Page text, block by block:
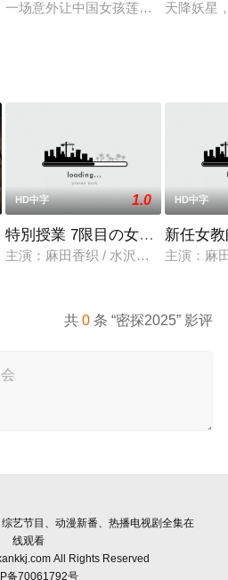
年青医生常开道（刘陆华 饰）、史
一场意外让中国女孩莲花（黄柳霜 饰
天降妖星
作底色，在尊重历史真实性的前提
HD中字 1.0
特別授業 7限目の女教師 総集編
主演：麻田香织 / 水沢梨香 / 牧原美
HD中字
新任女
主演：麻
共0 条 “密探2025” 影评
艺节目、动漫新番、热播电视剧全集在
线观看
All Rights Reserved
备70061792号